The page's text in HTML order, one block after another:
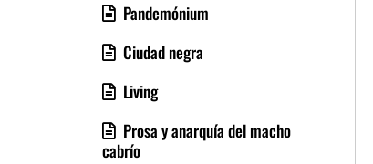
Pandemónium
Ciudad negra
Living
Prosa y anarquía del macho
cabrío